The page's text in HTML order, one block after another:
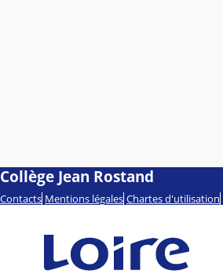
Collège Jean Rostand
Contacts Mentions légales Chartes d'utilisation